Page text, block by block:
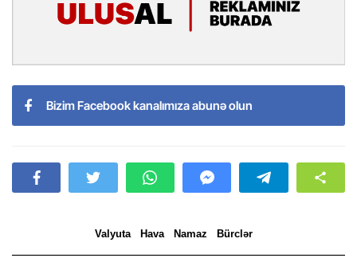
Bizim Facebook kanalımıza abunə olun